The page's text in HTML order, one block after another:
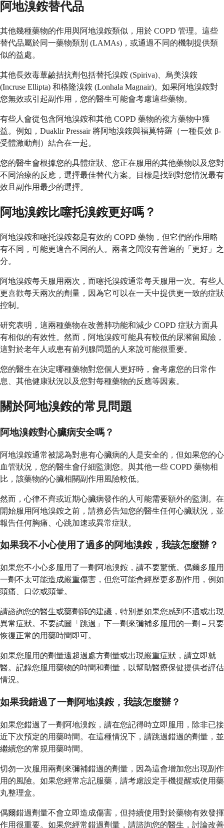
阿地溴銨替代品
其他幾種藥物的作用與阿地溴銨類似，用於 COPD 管理。這些
替代品屬於同一藥物類別 (LAMAs)，或通過不同的機制提供類
似的益處。
其他長效毒蕈鹼拮抗劑包括替托溴銨 (Spiriva)、烏美溴銨
(Incruse Ellipta) 和格隆溴銨 (Lonhala Magnair)。如果阿地溴銨對
您無效或引起副作用，您的醫生可能會考慮這些藥物。
有些人會從包含阿地溴銨和其他 COPD 藥物的複方藥物中獲
益。例如，Duaklir Pressair 將阿地溴銨與福莫特羅（一種長效 β-
受體激動劑）結合在一起。
您的醫生會根據您的具體症狀、您正在服用的其他藥物以及您對
不同治療的反應，選擇最佳替代方案。目標是找到對您情況最有
效且副作用最少的選擇。
阿地溴銨比噻托溴銨更好嗎？
阿地溴銨和噻托溴銨都是有效的 COPD 藥物，但它們的作用略
有不同，可能更適合不同的人。兩者之間沒有普遍的「更好」之
分。
阿地溴銨每天服用兩次，而噻托溴銨通常每天服用一次。有些人
更喜歡每天兩次的劑量，因為它可以在一天中提供更一致的症狀
控制。
研究表明，這兩種藥物在改善肺功能和減少 COPD 症狀方面具
有相似的有效性。然而，阿地溴銨可能具有較低的尿瀦留風險，
這對於老年人或患有前列腺問題的人來說可能很重要。
您的醫生在決定哪種藥物對您個人更好時，會考慮您的日常作
息、其他健康狀況以及您對每種藥物的反應等因素。
關於阿地溴銨的常見問題
阿地溴銨對心臟病安全嗎？
阿地溴銨通常被認為對患有心臟病的人是安全的，但如果您的心
血管狀況，您的醫生會仔細監測您。與其他一些 COPD 藥物相
比，該藥物的心臟相關副作用風險較低。
然而，心律不齊或近期心臟病發作的人可能需要額外的監測。在
開始服用阿地溴銨之前，請務必告知您的醫生任何心臟狀況，並
報告任何胸痛、心跳加速或異常症狀。
如果我不小心使用了過多的阿地溴銨，我該怎麼辦？
如果您不小心多服用了一劑阿地溴銨，請不要驚慌。偶爾多服用
一劑不太可能造成嚴重傷害，但您可能會經歷更多副作用，例如
頭痛、口乾或頭暈。
請諮詢您的醫生或藥劑師的建議，特別是如果您感到不適或出現
異常症狀。不要試圖「跳過」下一劑來彌補多服用的一劑 – 只要
恢復正常的用藥時間即可。
如果您服用的劑量遠超過處方劑量或出現嚴重症狀，請立即就
醫。記錄您服用藥物的時間和劑量，以幫助醫療保健提供者評估
情況。
如果我錯過了一劑阿地溴銨，我該怎麼辦？
如果您錯過了一劑阿地溴銨，請在您記得時立即服用，除非已接
近下次預定的用藥時間。在這種情況下，請跳過錯過的劑量，並
繼續您的常規用藥時間。
切勿一次服用兩劑來彌補錯過的劑量，因為這會增加您出現副作
用的風險。如果您經常忘記服藥，請考慮設定手機提醒或使用藥
丸整理盒。
偶爾錯過劑量不會立即造成傷害，但持續使用對於藥物有效發揮
作用很重要。如果您經常錯過劑量，請諮詢您的醫生，討論改善